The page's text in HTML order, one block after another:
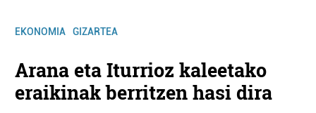
EKONOMIA GIZARTEA
Arana eta Iturrioz kaleetako
eraikinak berritzen hasi dira